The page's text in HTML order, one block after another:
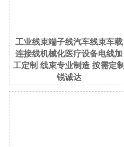
工业线束端子线汽车线束车载
连接线机械化医疗设备电线加
工定制 线束专业制造 按需定制
锐诚达